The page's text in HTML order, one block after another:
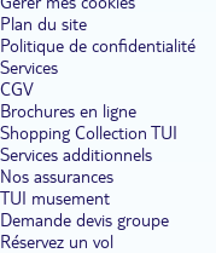
Plan du site
Politique de confidentialité
Services
CGV
Brochures en ligne
Shopping Collection TUI
Services additionnels
Nos assurances
TUI musement
Demande devis groupe
Réservez un vol